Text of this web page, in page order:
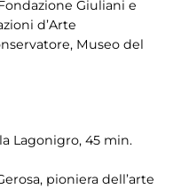
Giuliani e
d’Arte
Museo del
Lagonigro, 45 min.
pioniera dell’arte